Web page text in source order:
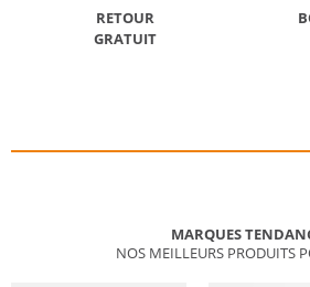
RETOUR
GRATUIT
MARQUES
NOS MEILLEURS PRODUITS